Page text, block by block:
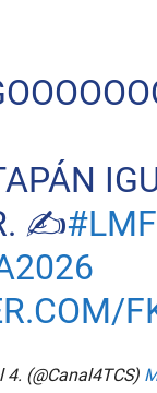
✍️
(@Canal4TCS)